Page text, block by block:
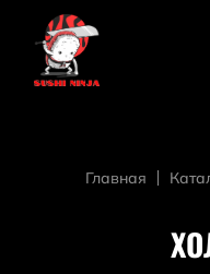
ПИЦЦА/
Главная